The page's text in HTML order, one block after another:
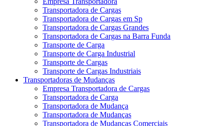
Transportadora de Cargas
Transportadora de Cargas em Sp
Transportadora de Cargas Grandes
Transportadora de Cargas na Barra Funda
Transporte de Carga
Transporte de Carga Industrial
Transporte de Cargas
Transporte de Cargas Industriais
Transportadoras de Mudanças
Empresa Transportadora de Cargas
Transportadora de Carga
Transportadora de Mudança
Transportadora de Mudanças
Transportadora de Mudanças Comerciais